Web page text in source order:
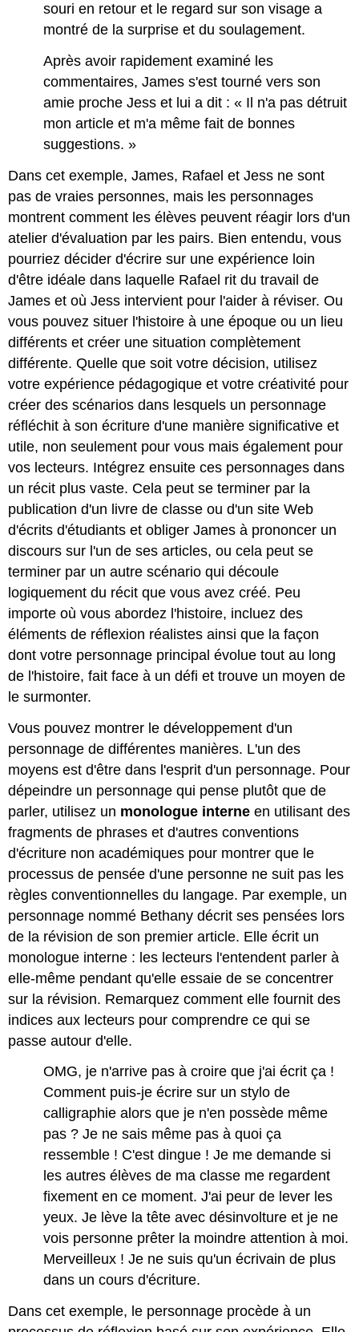
souri en retour et le regard sur son visage a
montré de la surprise et du soulagement.
Après avoir rapidement examiné les
commentaires, James s'est tourné vers son
amie proche Jess et lui a dit : « Il n'a pas détruit
mon article et m'a même fait de bonnes
suggestions. »
Dans cet exemple, James, Rafael et Jess ne sont
pas de vraies personnes, mais les personnages
montrent comment les élèves peuvent réagir lors d'un
atelier d'évaluation par les pairs. Bien entendu, vous
pourriez décider d'écrire sur une expérience loin
d'être idéale dans laquelle Rafael rit du travail de
James et où Jess intervient pour l'aider à réviser. Ou
vous pouvez situer l'histoire à une époque ou un lieu
différents et créer une situation complètement
différente. Quelle que soit votre décision, utilisez
votre expérience pédagogique et votre créativité pour
créer des scénarios dans lesquels un personnage
réfléchit à son écriture d'une manière significative et
utile, non seulement pour vous mais également pour
vos lecteurs. Intégrez ensuite ces personnages dans
un récit plus vaste. Cela peut se terminer par la
publication d'un livre de classe ou d'un site Web
d'écrits d'étudiants et obliger James à prononcer un
discours sur l'un de ses articles, ou cela peut se
terminer par un autre scénario qui découle
logiquement du récit que vous avez créé. Peu
importe où vous abordez l'histoire, incluez des
éléments de réflexion réalistes ainsi que la façon
dont votre personnage principal évolue tout au long
de l'histoire, fait face à un défi et trouve un moyen de
le surmonter.
Vous pouvez montrer le développement d'un
personnage de différentes manières. L'un des
moyens est d'être dans l'esprit d'un personnage. Pour
dépeindre un personnage qui pense plutôt que de
parler, utilisez un monologue interne en utilisant des
fragments de phrases et d'autres conventions
d'écriture non académiques pour montrer que le
processus de pensée d'une personne ne suit pas les
règles conventionnelles du langage. Par exemple, un
personnage nommé Bethany décrit ses pensées lors
de la révision de son premier article. Elle écrit un
monologue interne : les lecteurs l'entendent parler à
elle-même pendant qu'elle essaie de se concentrer
sur la révision. Remarquez comment elle fournit des
indices aux lecteurs pour comprendre ce qui se
passe autour d'elle.
OMG, je n'arrive pas à croire que j'ai écrit ça !
Comment puis-je écrire sur un stylo de
calligraphie alors que je n'en possède même
pas ? Je ne sais même pas à quoi ça
ressemble ! C'est dingue ! Je me demande si
les autres élèves de ma classe me regardent
fixement en ce moment. J'ai peur de lever les
yeux. Je lève la tête avec désinvolture et je ne
vois personne prêter la moindre attention à moi.
Merveilleux ! Je ne suis qu'un écrivain de plus
dans un cours d'écriture.
Dans cet exemple, le personnage procède à un